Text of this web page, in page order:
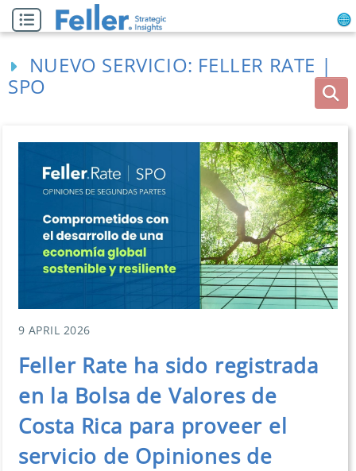
NUEVO SERVICIO: FELLER RATE |
SPO
9 APRIL 2026
Feller Rate ha sido registrada
en la Bolsa de Valores de
Costa Rica para proveer el
servicio de Opiniones de